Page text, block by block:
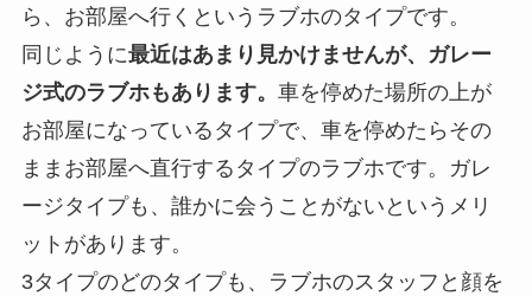
ら、お部屋へ行くというラブホのタイプです。
同じように最近はあまり見かけませんが、ガレー
ジ式のラブホもあります。 車を停めた場所の上が
お部屋になっているタイプで、車を停めたらその
ままお部屋へ直行するタイプのラブホです。ガレ
ージタイプも、誰かに会うことがないというメリ
ットがあります。
3タイプのどのタイプも、ラブホのスタッフと顔を